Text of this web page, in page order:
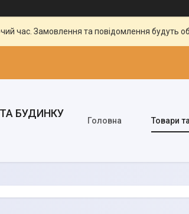
час. Замовлення та повідомлення будуть
БУДИНКУ
Головна Товари